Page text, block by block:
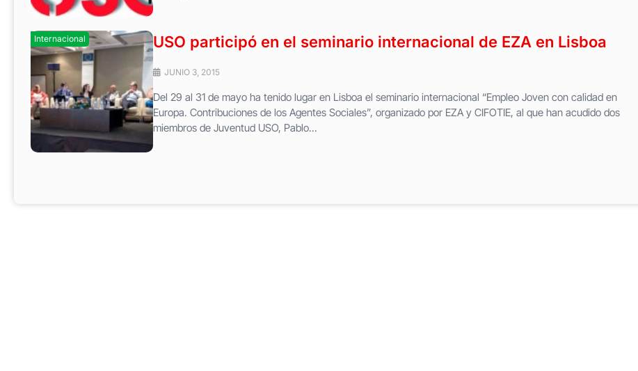
Internacional USO participó en el seminario internacional de EZA en Lisboa
JUNIO 3, 2015
Del 29 al 31 de mayo ha tenido lugar en Lisboa el seminario internacional “Empleo Joven con calidad en
Europa. Contribuciones de los Agentes Sociales”, organizado por EZA y CIFOTIE, al que han acudido dos
miembros de Juventud USO, Pablo...